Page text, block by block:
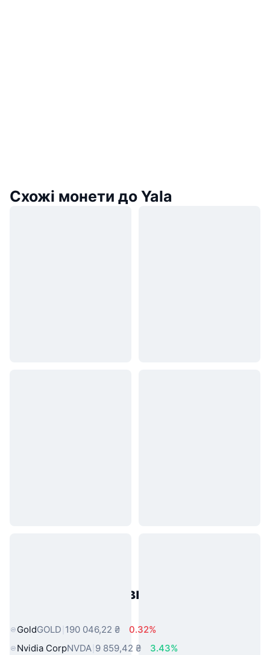
Схожі монети до Yala
Популярні активи реального
GoldGOLD 190 046,22 ₴
0.32%
Nvidia CorpNVDA 9 859,42 ₴ 3.43%